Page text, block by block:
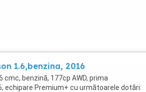
1.6,benzina, 2016
cmc, benzină, 177cp AWD, prima
echipare Premium+ cu următoarele dotări: